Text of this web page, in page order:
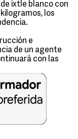
ixtle blanco con
los
e
de un agente
con las